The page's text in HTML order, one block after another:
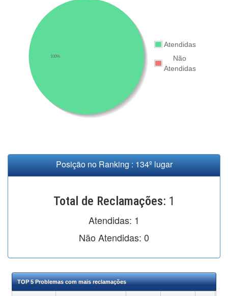
Atendidas
Não
Atendidas
100%
Posição no Ranking : 134º lugar
Total de Reclamações: 1
Atendidas: 1
Não Atendidas: 0
TOP 5 Problemas com mais reclamações